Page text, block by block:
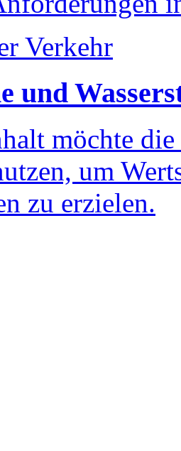
Verkehr
und
möchte
um
zu erzielen.